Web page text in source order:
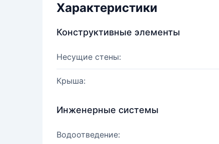
Характеристики
Конструктивные элементы
Несущие стены:
Крыша:
Инженерные системы
Водоотведение: